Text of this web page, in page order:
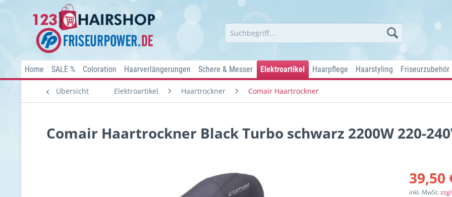
Home SALE % Coloration Haarverlängerungen Schere & Messer Elektroartikel Haarpflege Haarstyling Friseurzubehör
Übersicht Elektroartikel Haartrockner Comair Haartrockner
Comair Haartrockner Black Turbo schwarz 2200W 220-
39,50
inkl. MwSt.